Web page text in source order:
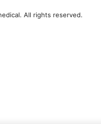
All rights reserved.